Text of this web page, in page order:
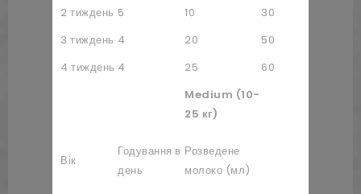
2 тиждень 5 10 30
3 тиждень 4 20 50
4 тиждень 4 25 60
Medium (10-
25 кг)
Вік
Годування в
день
Розведене
молоко (мл)